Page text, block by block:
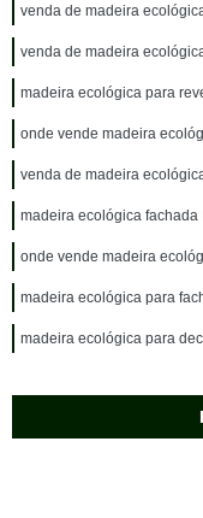
venda de madeira
venda de madeira
madeira ecológica para
onde vende madeira
venda de madeira
madeira ecológica fachada
onde vende madeira
madeira ecológica para
madeira ecológica para